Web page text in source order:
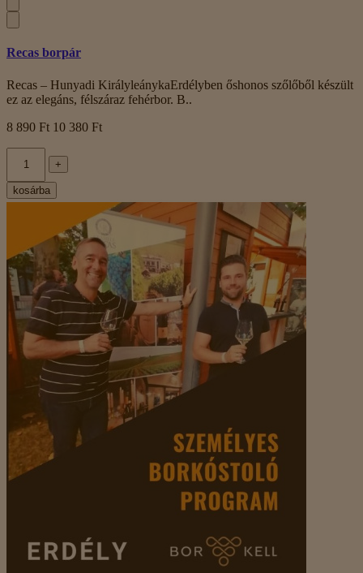
Recas borpár
Recas – Hunyadi KirályleánykaErdélyben őshonos szőlőből készült
ez az elegáns, félszáraz fehérbor. B..
8 890 Ft 10 380 Ft
+
kosárba